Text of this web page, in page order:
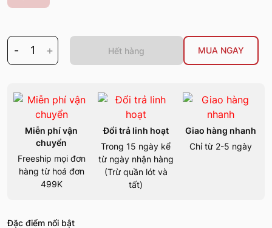
- 1 + Hết hàng MUA NGAY
Miễn phí vận
chuyển
Freeship mọi đơn
hàng từ hoá đơn
499K
Đổi trả linh hoạt
Trong 15 ngày kể
từ ngày nhận hàng
(Trừ quần lót và
tất)
Giao hàng nhanh
Chỉ từ 2-5 ngày
Đặc điểm nổi bật